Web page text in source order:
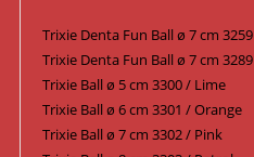
Trixie Denta Fun Ball ø 7 cm 3259
Trixie Denta Fun Ball ø 7 cm 3289
Trixie Ball ø 5 cm 3300 / Lime
Trixie Ball ø 6 cm 3301 / Orange
Trixie Ball ø 7 cm 3302 / Pink